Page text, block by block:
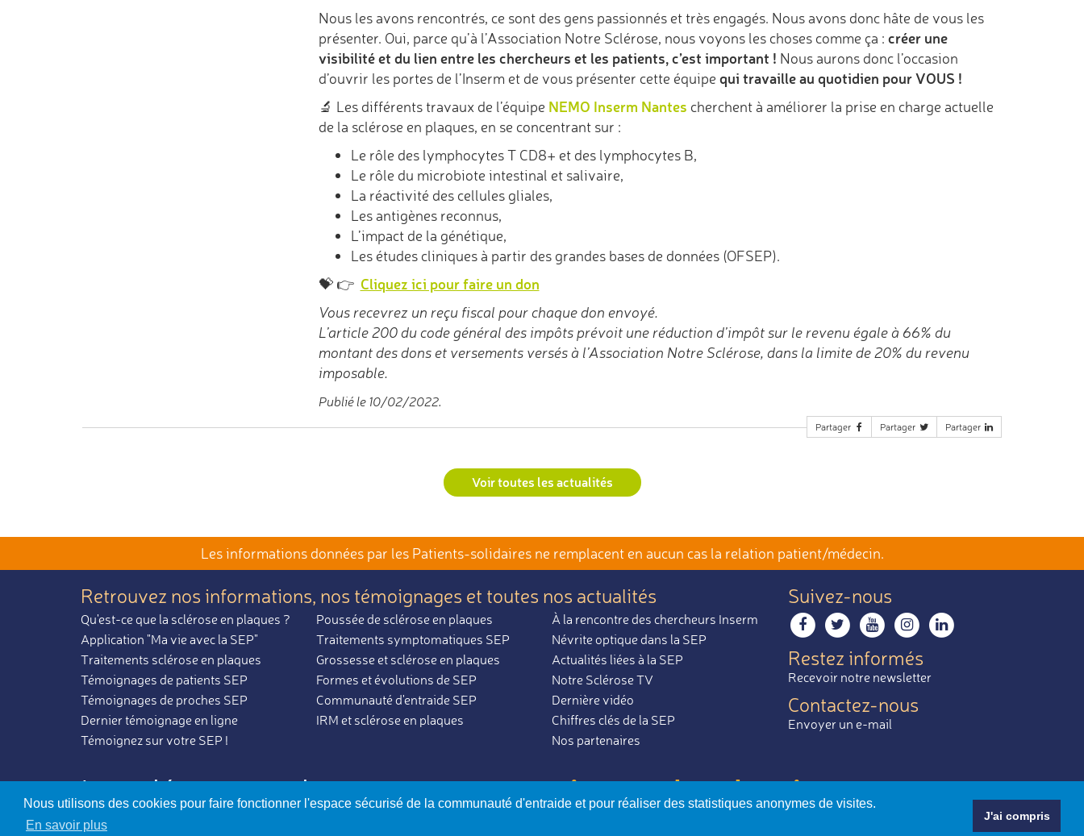
Nous utilisons des cookies pour faire fonctionner l'espace sécurisé de la communauté d'entraide et pour réaliser des statistiques anonymes de visites.
En savoir plus
J'ai compris
Nous les avons rencontrés, ce sont des gens passionnés et très engagés. Nous avons donc hâte de vous les
présenter. Oui, parce qu’à l’Association Notre Sclérose, nous voyons les choses comme ça : créer une
visibilité et du lien entre les chercheurs et les patients, c’est important ! Nous aurons donc l’occasion
d’ouvrir les portes de l’Inserm et de vous présenter cette équipe qui travaille au quotidien pour VOUS !
🔬 Les différents travaux de l’équipe NEMO Inserm Nantes cherchent à améliorer la prise en charge actuelle
de la sclérose en plaques, en se concentrant sur :
Le rôle des lymphocytes T CD8+ et des lymphocytes B,
Le rôle du microbiote intestinal et salivaire,
La réactivité des cellules gliales,
Les antigènes reconnus,
L’impact de la génétique,
Les études cliniques à partir des grandes bases de données (OFSEP).
💝 👉 Cliquez ici pour faire un don
Vous recevrez un reçu fiscal pour chaque don envoyé.
L’article 200 du code général des impôts prévoit une réduction d’impôt sur le revenu égale à 66% du
montant des dons et versements versés à l’Association Notre Sclérose, dans la limite de 20% du revenu
imposable.
Publié le 10/02/2022.
Partager Partager Partager
Voir toutes les actualités
Les informations données par les Patients-solidaires ne remplacent en aucun cas la relation patient/médecin.
Retrouvez nos informations, nos témoignages et toutes nos actualités
Qu'est-ce que la sclérose en plaques ?
Application "Ma vie avec la SEP"
Traitements sclérose en plaques
Témoignages de patients SEP
Témoignages de proches SEP
Dernier témoignage en ligne
Témoignez sur votre SEP !
Poussée de sclérose en plaques
Traitements symptomatiques SEP
Grossesse et sclérose en plaques
Formes et évolutions de SEP
Communauté d'entraide SEP
IRM et sclérose en plaques
À la rencontre des chercheurs Inserm
Névrite optique dans la SEP
Actualités liées à la SEP
Notre Sclérose TV
Dernière vidéo
Chiffres clés de la SEP
Nos partenaires
Suivez-nous
Restez informés
Recevoir notre newsletter
Contactez-nous
Envoyer un e-mail
La sclérose en plaques,par ceux qui en parlent le mieux.
Charte d’utilisation